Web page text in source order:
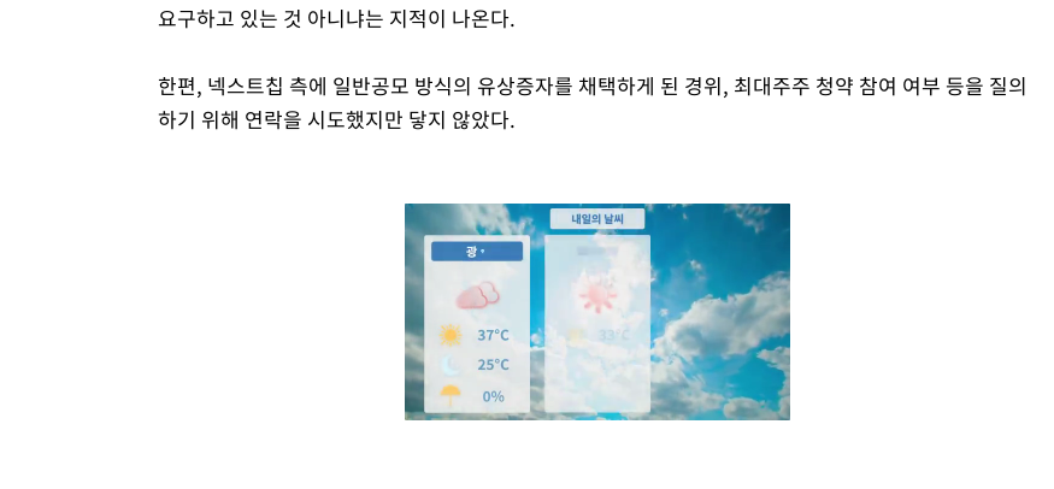
요구하고 있는 것 아니냐는 지적이 나온다.
한편, 넥스트칩 측에 일반공모 방식의 유상증자를 채택하게 된 경위, 최대주주 청약 참여 여부 등을 질의
하기 위해 연락을 시도했지만 닿지 않았다.